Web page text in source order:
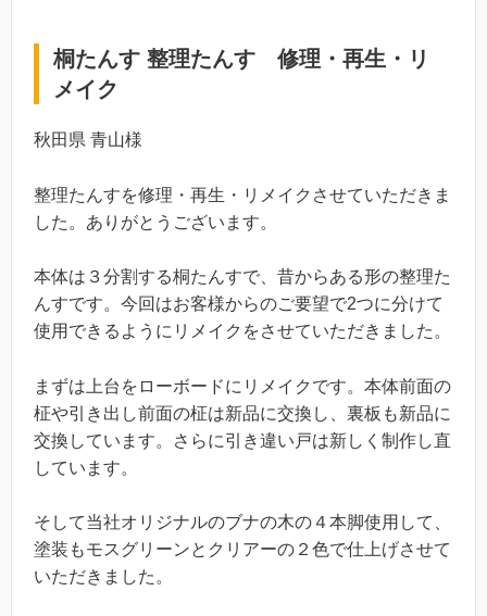
桐たんす 整理たんす 修理・再生・リ
メイク
秋田県 青山様
整理たんすを修理・再生・リメイクさせていただきま
した。ありがとうございます。
本体は３分割する桐たんすで、昔からある形の整理た
んすです。今回はお客様からのご要望で2つに分けて
使用できるようにリメイクをさせていただきました。
まずは上台をローボードにリメイクです。本体前面の
柾や引き出し前面の柾は新品に交換し、裏板も新品に
交換しています。さらに引き違い戸は新しく制作し直
しています。
そして当社オリジナルのブナの木の４本脚使用して、
塗装もモスグリーンとクリアーの２色で仕上げさせて
いただきました。